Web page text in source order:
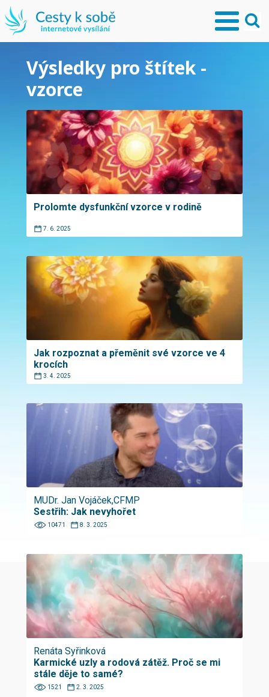
Výsledky pro štítek -
vzorce
Prolomte dysfunkční vzorce v rodině
7. 6. 2025
Jak rozpoznat a přeměnit své vzorce ve 4
krocích
3. 4. 2025
MUDr. Jan Vojáček,CFMP
Sestřih: Jak nevyhořet
10471 8. 3. 2025
Renáta Syřinková
Karmické uzly a rodová zátěž. Proč se mi
stále děje to samé?
1521 2. 3. 2025